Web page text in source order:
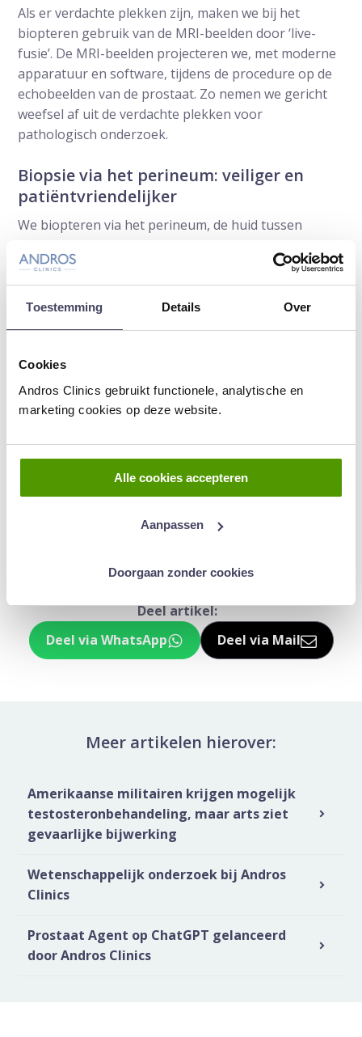
Toestemming Details Over
Cookies
Andros Clinics gebruikt functionele, analytische en
marketing cookies op deze website.
Alle cookies accepteren
Aanpassen
Doorgaan zonder cookies
Als er verdachte plekken zijn, maken we bij het
biopteren gebruik van de MRI-beelden door ‘live-
fusie’. De MRI-beelden projecteren we, met moderne
apparatuur en software, tijdens de procedure op de
echobeelden van de prostaat. Zo nemen we gericht
weefsel af uit de verdachte plekken voor
pathologisch onderzoek.
Biopsie via het perineum: veiliger en
patiëntvriendelijker
We biopteren via het perineum, de huid tussen
het traditionele biopteren. De kans op infectie is
daardoor vele malen kleiner, zelfs zó klein dat
antibiotica uit voorzorg niet langer nodig zijn.
Uniek is dat we de procedure onder lokale verdoving
poliklinisch uitvoeren. De mannen kunnen dus direct
na het onderzoek naar huis.
Lees verder over prostaatkanker
Dit is een ouder artikel dat niet meer geüpdatet
Deel artikel:
Deel via WhatsApp
Deel dit via Whatsapp
Deel via Mail
Delen via de
Meer artikelen hierover:
Amerikaanse militairen krijgen mogelijk
testosteronbehandeling, maar arts ziet
gevaarlijke bijwerking
Wetenschappelijk onderzoek bij Andros
Clinics
Prostaat Agent op ChatGPT gelanceerd
door Andros Clinics